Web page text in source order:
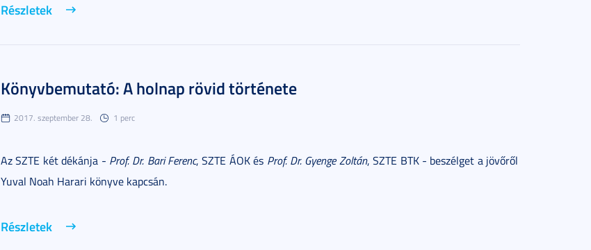
Részletek
Könyvbemutató: A holnap rövid története
2017. szeptember 28. 1 perc
Az SZTE két dékánja - Prof. Dr. Bari Ferenc, SZTE ÁOK és Prof. Dr. Gyenge Zoltán, SZTE BTK - beszélget a jövőről
Yuval Noah Harari könyve kapcsán.
Részletek